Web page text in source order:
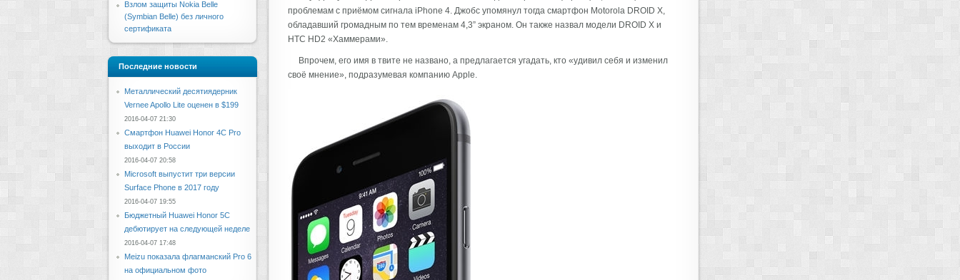
проблемам с приёмом сигнала iPhone 4. Джобс упомянул тогда смартфон Motorola DROID X,
обладавший громадным по тем временам 4,3” экраном. Он также назвал модели DROID X и
HTC HD2 «Хаммерами».
Впрочем, его имя в твите не названо, а предлагается угадать, кто «удивил себя и изменил
своё мнение», подразумевая компанию Apple.
Взлом защиты Nokia Belle
(Symbian Belle) без личного
сертификата
Последние новости
Металлический десятиядерник
Vernee Apollo Lite оценен в $199
2016-04-07 21:30
Смартфон Huawei Honor 4C Pro
выходит в России
2016-04-07 20:58
Microsoft выпустит три версии
Surface Phone в 2017 году
2016-04-07 19:55
Бюджетный Huawei Honor 5C
дебютирует на следующей неделе
2016-04-07 17:48
Meizu показала флагманский Pro 6
на официальном фото